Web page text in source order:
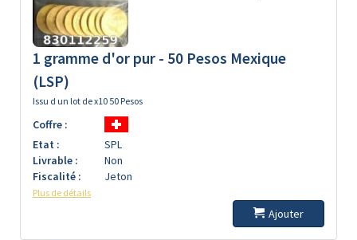
1 gramme d'or pur - 50 Pesos Mexique
(LSP)
Issu d un lot de x10 50 Pesos
Coffre :
Etat :
SPL
Livrable :
Non
Fiscalité :
Jeton
Plus de détails
Ajouter